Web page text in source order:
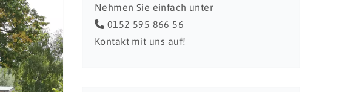
Nehmen Sie einfach unter
0152 595 866 56
Kontakt mit uns auf!